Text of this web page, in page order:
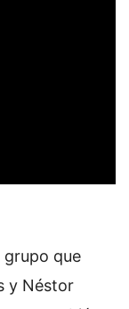
grupo que
y Néstor